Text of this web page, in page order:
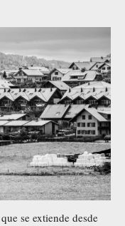
se extiende desde